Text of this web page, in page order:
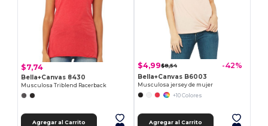
$7,74
Bella+Canvas 8430
Musculosa Triblend Racerback
Agregar al Carrito
$4,99$8,54 -42%
Bella+Canvas B6003
Musculosa jersey de mujer
+10 Colores
Agregar al Carrito